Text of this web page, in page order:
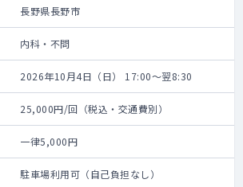
長野県長野市
内科・不問
2026年10月4日（日） 17:00～翌8:30
25,000円/回（税込・交通費別）
一律5,000円
駐車場利用可（自己負担なし）